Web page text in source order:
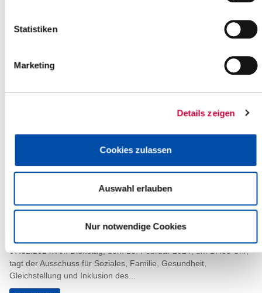
Statistiken
Marketing
Details zeigen
Cookies zulassen
Auswahl erlauben
Nur notwendige Cookies
haltenden Betrieb in der Gemeinde Süderau im Kreis Steinburg
der Ausbruch der Geflügelpest (H5N1)...
Mobile Alternative: Steinburgs Abfall-
Störungen bei der Müllabfuhr? Wo kann ich meine alten
Elektrogeräte entsorgen? Wann ist das...
Weiterlesen
Sitzung des Ausschusses für Soziales,
und Inklusion
07.02.2024: Am Dienstag, dem 13. Februar 2024, um 17.30 Uhr,
tagt der Ausschuss für Soziales, Familie, Gesundheit,
Gleichstellung und Inklusion des...